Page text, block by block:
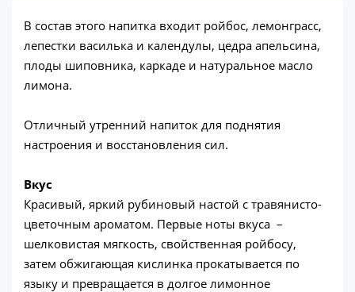
В состав этого напитка входит ройбос, лемонграсс,
лепестки василька и календулы, цедра апельсина,
плоды шиповника, каркаде и натуральное масло
лимона.
Отличный утренний напиток для поднятия
настроения и восстановления сил.
Вкус
Красивый, яркий рубиновый настой с травянисто-
цветочным ароматом. Первые ноты вкуса –
шелковистая мягкость, свойственная ройбосу,
затем обжигающая кислинка прокатывается по
языку и превращается в долгое лимонное